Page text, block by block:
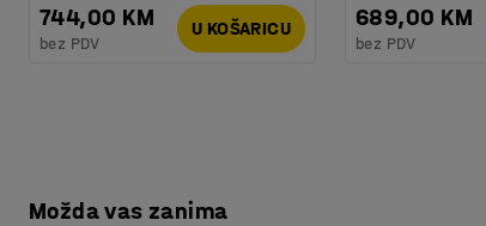
744,00 KM
bez PDV
U KOŠARICU 689,00 KM
bez PDV
Možda vas zanima